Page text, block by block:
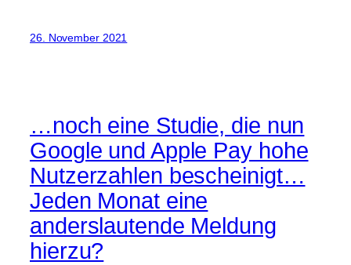
26. November 2021
…noch eine Studie, die nun
Google und Apple Pay hohe
Nutzerzahlen bescheinigt…
Jeden Monat eine
anderslautende Meldung
hierzu?